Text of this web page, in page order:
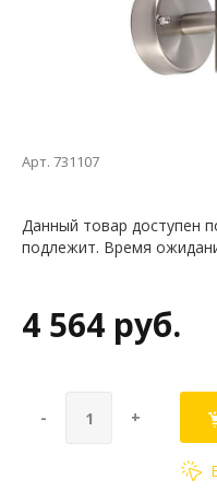
Арт. 731107
Данный товар доступен
подлежит. Время
4 564 руб.
- +